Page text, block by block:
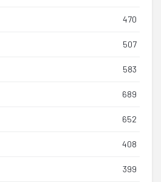
470
507
583
689
652
408
399